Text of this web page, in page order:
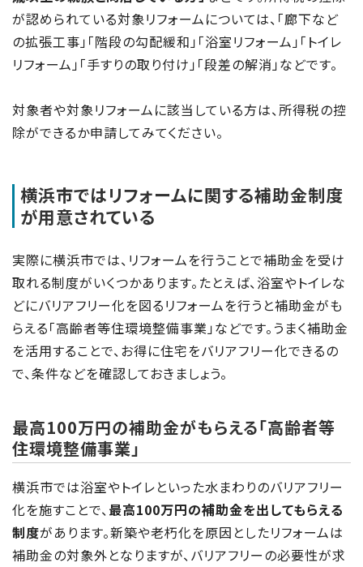
が認められている対象リフォームについては、「廊下など
の拡張工事」「階段の勾配緩和」「浴室リフォーム」「トイレ
リフォーム」「手すりの取り付け」「段差の解消」などです。
対象者や対象リフォームに該当している方は、所得税の控
除ができるか申請してみてください。
横浜市ではリフォームに関する補助金制度
が用意されている
実際に横浜市では、リフォームを行うことで補助金を受け
取れる制度がいくつかあります。たとえば、浴室やトイレな
どにバリアフリー化を図るリフォームを行うと補助金がも
らえる「高齢者等住環境整備事業」などです。うまく補助金
を活用することで、お得に住宅をバリアフリー化できるの
で、条件などを確認しておきましょう。
最高100万円の補助金がもらえる「高齢者等
住環境整備事業」
横浜市では浴室やトイレといった水まわりのバリアフリー
化を施すことで、最高100万円の補助金を出してもらえる
制度があります。新築や老朽化を原因としたリフォームは
補助金の対象外となりますが、バリアフリーの必要性が求